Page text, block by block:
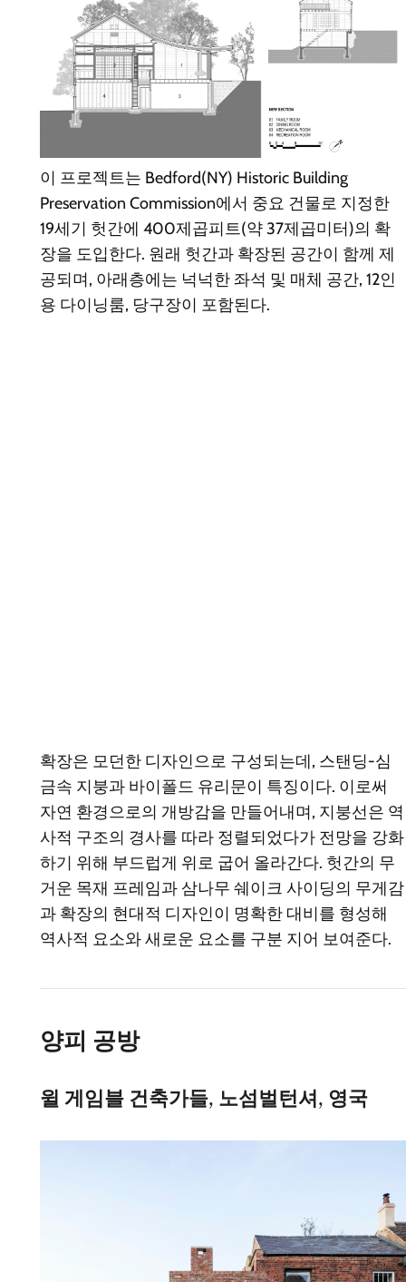
이 프로젝트는 Bedford(NY) Historic Building
Preservation Commission에서 중요 건물로 지정한
19세기 헛간에 400제곱피트(약 37제곱미터)의 확
장을 도입한다. 원래 헛간과 확장된 공간이 함께 제
공되며, 아래층에는 넉넉한 좌석 및 매체 공간, 12인
용 다이닝룸, 당구장이 포함된다.
확장은 모던한 디자인으로 구성되는데, 스탠딩-심
금속 지붕과 바이폴드 유리문이 특징이다. 이로써
자연 환경으로의 개방감을 만들어내며, 지붕선은 역
사적 구조의 경사를 따라 정렬되었다가 전망을 강화
하기 위해 부드럽게 위로 굽어 올라간다. 헛간의 무
거운 목재 프레임과 삼나무 쉐이크 사이딩의 무게감
과 확장의 현대적 디자인이 명확한 대비를 형성해
역사적 요소와 새로운 요소를 구분 지어 보여준다.
양피 공방
윌 게임블 건축가들, 노섬벌턴셔, 영국